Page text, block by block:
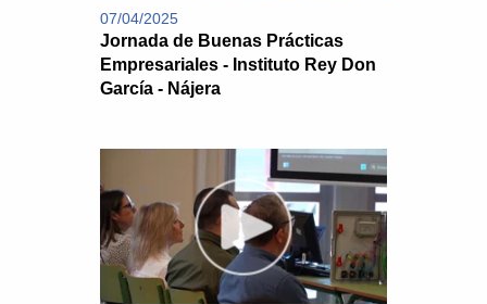
07/04/2025
Jornada de Buenas Prácticas
Empresariales - Instituto Rey Don
García - Nájera